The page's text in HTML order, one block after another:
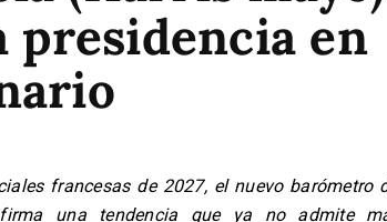
presidencia en
francesas de 2027, el nuevo barómetro
una tendencia que ya no admite